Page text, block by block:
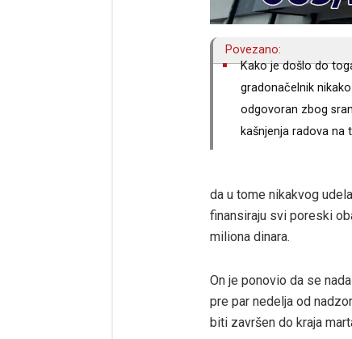
Povezano:
Kako je došlo do
gradonačelnik
odgovoran zbog
kašnjenja radova na
da u tome nikakvog
finansiraju svi poreski
miliona dinara.
On je ponovio da se
pre par nedelja od
biti završen do kraja